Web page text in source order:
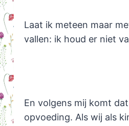
Laat ik meteen maar
vallen: ik houd er niet
En volgens mij komt
opvoeding. Als wij als